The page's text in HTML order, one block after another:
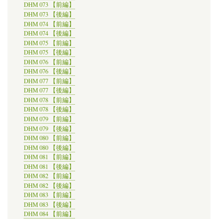
DHM 073 【前編】
DHM 073 【後編】
DHM 074 【前編】
DHM 074 【後編】
DHM 075 【前編】
DHM 075 【後編】
DHM 076 【前編】
DHM 076 【後編】
DHM 077 【前編】
DHM 077 【後編】
DHM 078 【前編】
DHM 078 【後編】
DHM 079 【前編】
DHM 079 【後編】
DHM 080 【前編】
DHM 080 【後編】
DHM 081 【前編】
DHM 081 【後編】
DHM 082 【前編】
DHM 082 【後編】
DHM 083 【前編】
DHM 083 【後編】
DHM 084 【前編】